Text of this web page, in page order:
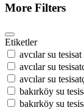
More Filters
Etiketler
avcılar su tesisat
avcılar su
avcılar su
bakırköy su
bakırköy su